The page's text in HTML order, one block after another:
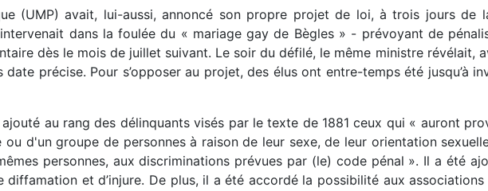
(UMP) avait, lui-aussi, annoncé son propre projet de loi, à trois jours de
dans la foulée du « mariage gay de Bègles » - prévoyant de
dès le mois de juillet suivant. Le soir du défilé, le même ministre révélait,
précise. Pour s’opposer au projet, des élus ont entre-temps été jusqu’à
au rang des délinquants visés par le texte de 1881 ceux qui « auront
d'un groupe de personnes à raison de leur sexe, de leur orientation
personnes, aux discriminations prévues par (le) code pénal ». Il a été
et d’injure. De plus, il a été accordé la possibilité aux